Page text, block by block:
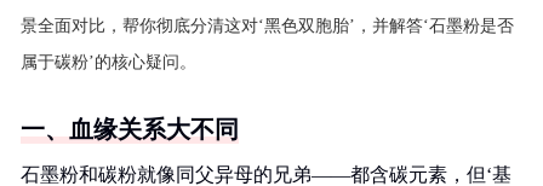
景全面对比，帮你彻底分清这对‘黑色双胞胎’，并解答‘石墨粉是否
属于碳粉’的核心疑问。
一、血缘关系大不同
石墨粉和碳粉就像同父异母的兄弟——都含碳元素，但‘基